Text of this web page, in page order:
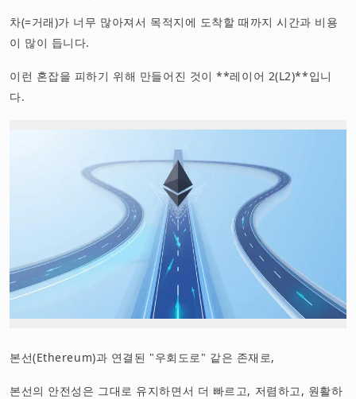
차(=거래)가 너무 많아져서 목적지에 도착할 때까지 시간과 비용
이 많이 듭니다.
이런 혼잡을 피하기 위해 만들어진 것이 **레이어 2(L2)**입니
다.
본선(Ethereum)과 연결된 "우회도로" 같은 존재로,
본선의 안전성은 그대로 유지하면서 더 빠르고, 저렴하고, 원활하